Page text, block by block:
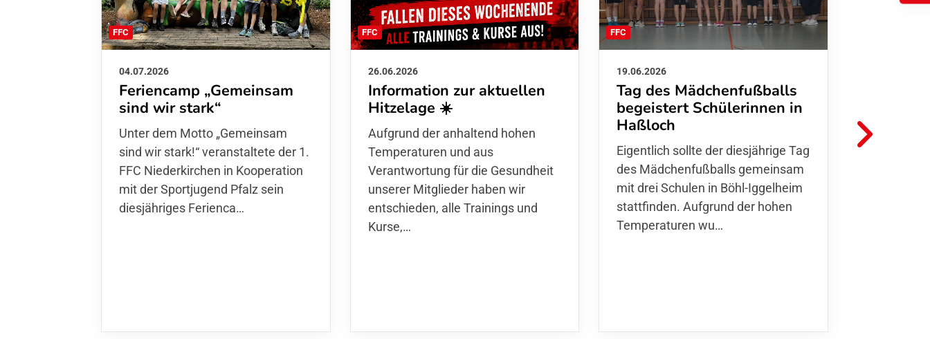
FFC
04.07.2026
Feriencamp „Gemeinsam
sind wir stark“
Unter dem Motto „Gemeinsam sind
wir stark!“ veranstaltete der 1. FFC
Niederkirchen in Kooperation mit
der Sportjugend Pfalz sein
diesjähriges Ferienca…
FFC
26.06.2026
Information zur aktuellen
Hitzelage ☀️
Aufgrund der anhaltend hohen
Temperaturen und aus
Verantwortung für die Gesundheit
unserer Mitglieder haben wir
entschieden, alle Trainings und
Kurse,…
FFC
19.06.2026
Tag des Mädchenfußballs
begeistert Schülerinnen in
Haßloch
Eigentlich sollte der diesjährige Tag
des Mädchenfußballs gemeinsam
mit drei Schulen in Böhl-Iggelheim
stattfinden. Aufgrund der hohen
Temperaturen wu…
Hoffmann